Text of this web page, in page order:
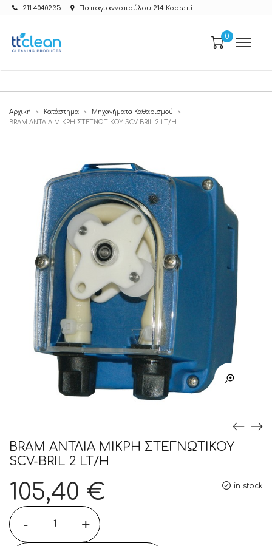
211 4040235 Παπαγιαννοπούλου 214 Κορωπί
0
Αρχική > Κατάστημα > Μηχανήματα Καθαρισμού >
BRAM ΑΝΤΛΙΑ ΜΙΚΡΗ ΣΤΕΓΝΩΤΙΚΟΥ SCV-BRIL 2 LT/H
BRAM ΑΝΤΛΙΑ ΜΙΚΡΗ ΣΤΕΓΝΩΤΙΚΟΥ
SCV-BRIL 2 LT/H
in stock
105,40 €
- +